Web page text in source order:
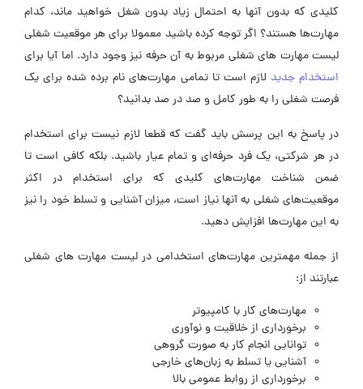
کلیدی که بدون آنها به احتمال زیاد بدون شغل خواهید ماند، کدام
مهارت‌ها هستند؟ اگر توجه کرده باشید معمولا برای هر موقعیت شغلی
لیست مهارت‌ های شغلی مربوط به آن حرفه نیز وجود دارد. اما آیا برای
استخدام جدید لازم است تا تمامی مهارت‌های نام برده شده برای یک
فرصت شغلی را به طور کامل و صد در صد بدانید؟
در پاسخ به این پرسش باید گفت که قطعا لازم نیست برای استخدام
در هر شرکتی، یک فرد حرفه‌ای و تمام عیار باشید. بلکه کافی است تا
ضمن شناخت مهارت‌های کلیدی که برای استخدام در اکثر
موقعیت‌های شغلی به آنها نیاز است، میزان آشنایی و تسلط خود را نیز
به این مهارت‌ها افزایش دهید.
از جمله مهمترین مهارت‌های استخدامی در لیست مهارت‌ های شغلی
عبارتند از:
مهارت‌های کار با کامپیوتر
برخورداری از خلاقیت و نوآوری
توانایی انجام کار به صورت گروهی
آشنایی یا تسلط به زبان‌های خارجی
برخورداری از روابط عمومی بالا